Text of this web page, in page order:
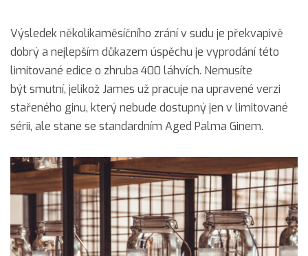
Výsledek několikaměsíčního zrání v sudu je překvapivě
dobrý a nejlepším důkazem úspěchu je vyprodání této
limitované edice o zhruba 400 láhvích. Nemusíte
být smutní, jelikož James už pracuje na upravené verzi
stařeného ginu, který nebude dostupný jen v limitované
sérii, ale stane se standardním Aged Palma Ginem.